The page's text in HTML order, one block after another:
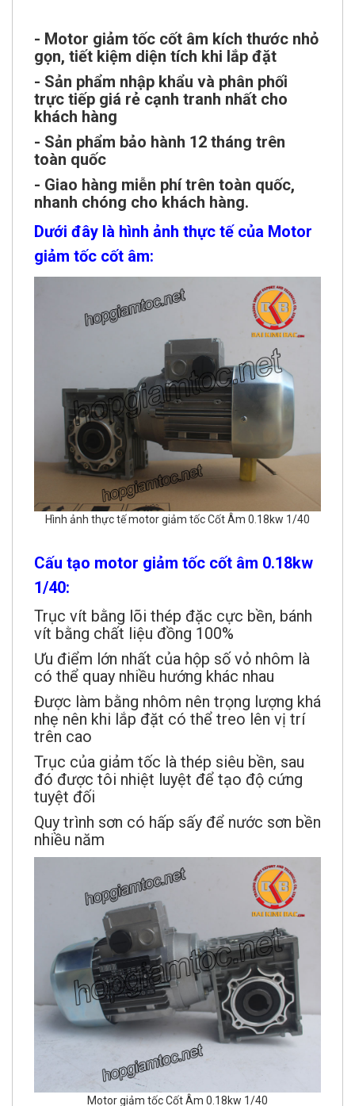
- Motor giảm tốc cốt âm kích thước nhỏ
gọn, tiết kiệm diện tích khi lắp đặt
- Sản phẩm nhập khẩu và phân phối
trực tiếp giá rẻ cạnh tranh nhất cho
khách hàng
- Sản phẩm bảo hành 12 tháng trên
toàn quốc
- Giao hàng miễn phí trên toàn quốc,
nhanh chóng cho khách hàng.
Dưới đây là hình ảnh thực tế của Motor
giảm tốc cốt âm:
Hình ảnh thực tế motor giảm tốc Cốt Âm 0.18kw 1/40
Cấu tạo motor giảm tốc cốt âm 0.18kw
1/40:
Trục vít bằng lõi thép đặc cực bền, bánh
vít bằng chất liệu đồng 100%
Ưu điểm lớn nhất của hộp số vỏ nhôm là
có thể quay nhiều hướng khác nhau
Được làm bằng nhôm nên trọng lượng khá
nhẹ nên khi lắp đặt có thể treo lên vị trí
trên cao
Trục của giảm tốc là thép siêu bền, sau
đó được tôi nhiệt luyệt để tạo độ cứng
tuyệt đối
Quy trình sơn có hấp sấy để nước sơn bền
nhiều năm
Motor giảm tốc Cốt Âm 0.18kw 1/40